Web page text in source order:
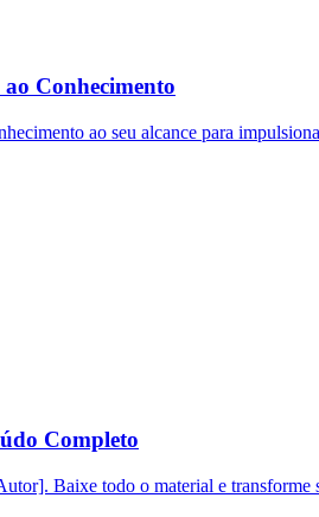
Conhecimento
ao seu alcance para
Completo
Baixe todo o material e transforme